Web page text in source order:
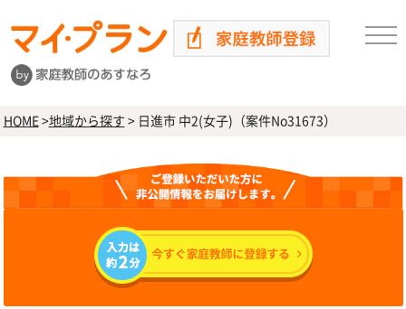
HOME>地域から探す >日進市 中2(女子)（案件No31673）